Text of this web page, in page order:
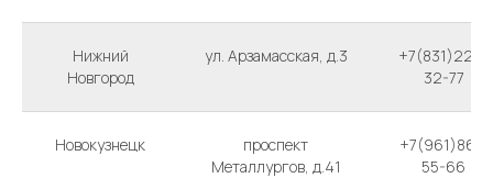
Нижний
Новгород
ул. Арзамасская, д.3
+7(831)220-
32-77
Новокузнецк
проспект
Металлургов, д.41
+7(961)861-
55-66